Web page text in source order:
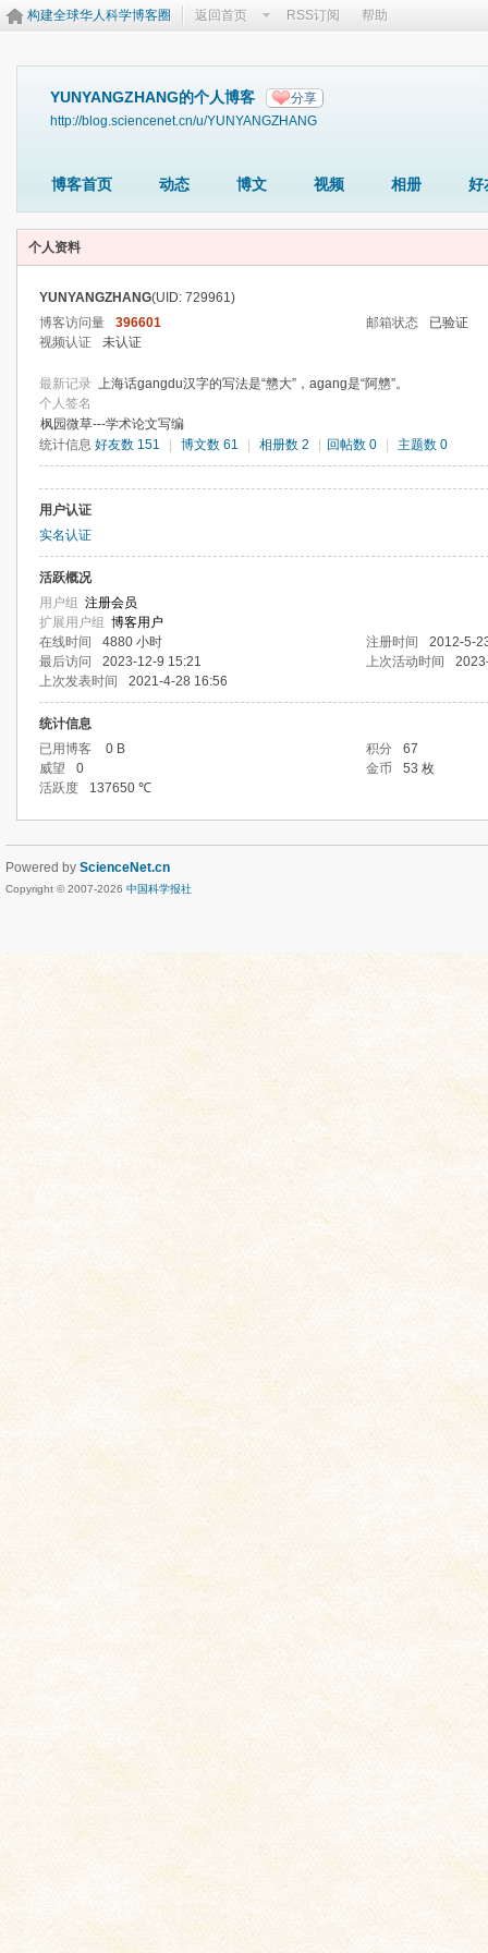
构建全球华人科学博客圈 返回首页 RSS订阅 帮助
YUNYANGZHANG的个人博客 分享
http://blog.sciencenet.cn/u/YUNYANGZHANG
博客首页 动态 博文 视频 相册 好
个人资料
YUNYANGZHANG(UID: 729961)
博客访问量
396601 邮箱状态
已验证
视频认证
未认证
最新记录 上海话gangdu汉字的写法是“戆大”，agang是“阿戆”。
个人签名
枫园微草---学术论文写编
统计信息 好友数 151 博文数 61 相册数 2 回帖数 0 主题数 0
用户认证
实名认证
活跃概况
用户组 注册会员
扩展用户组 博客用户
在线时间
4880 小时 注册时间
2012-5-
最后访问
2023-12-9 15:21 上次活动时间
上次发表时间
2021-4-28 16:56
统计信息
已用博客
0 B 积分
67
威望
0 金币
53 枚
活跃度
137650 ℃
Powered by ScienceNet.cn
Copyright © 2007-2026 中国科学报社